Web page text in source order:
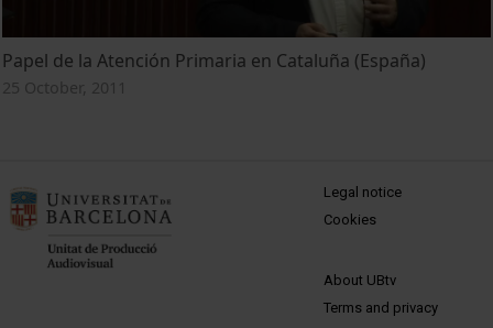
Papel de la Atención Primaria en Cataluña (España)
25 October, 2011
MENÚ PEU 1
Legal notice
Cookies
PEU 2
About UBtv
Terms and privacy